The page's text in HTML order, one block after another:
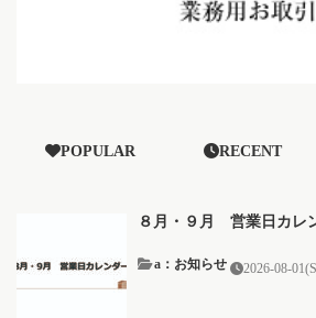
POPULAR RECENT
８月・９月 営業日カレ
a：お知らせ 2026-08-